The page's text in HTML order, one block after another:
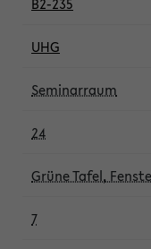
UHG
Seminarraum
24
Grüne Tafel,
7